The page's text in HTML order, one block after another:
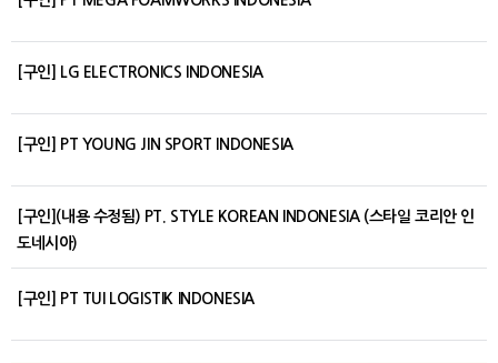
[구인] LG ELECTRONICS INDONESIA
[구인] PT YOUNG JIN SPORT INDONESIA
[구인](내용 수정됨) PT. STYLE KOREAN INDONESIA (스타일 코리안 인
도네시아)
[구인] PT TUI LOGISTIK INDONESIA